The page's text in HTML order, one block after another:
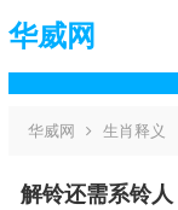
华威网
华威网 生肖释义
解铃还需系铃